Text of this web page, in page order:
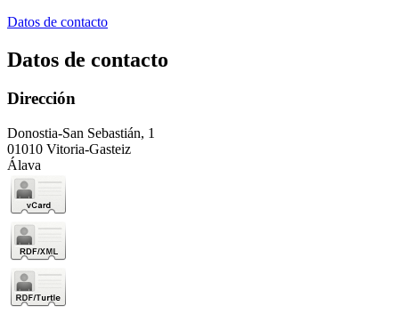
Datos de contacto
Datos de contacto
Dirección
Donostia-San Sebastián, 1
01010 Vitoria-Gasteiz
Álava